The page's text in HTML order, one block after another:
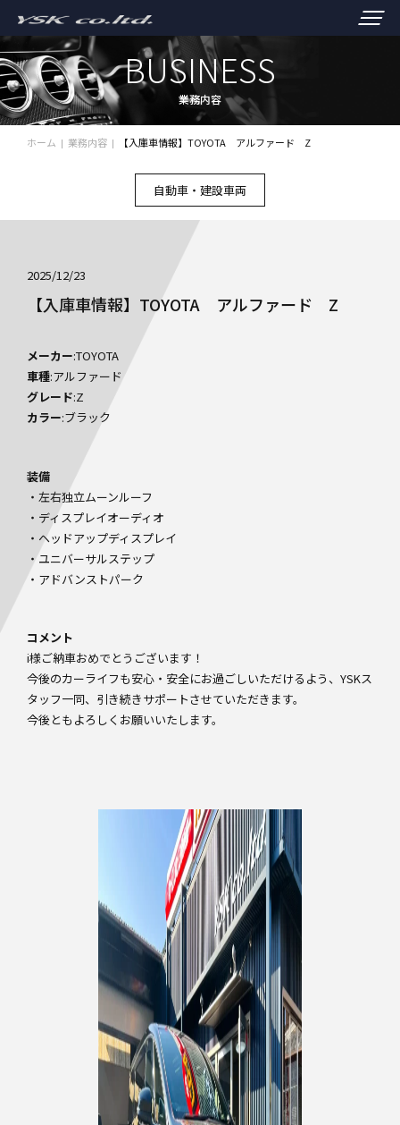
BUSINESS
業務内容
ホーム 業務内容 【入庫車情報】TOYOTA アルファード Z
自動車・建設車両
2025/12/23
【入庫車情報】TOYOTA アルファード Z
メーカー:TOYOTA
車種:アルファード
グレード:Z
カラー:ブラック
装備
・左右独立ムーンルーフ
・ディスプレイオーディオ
・ヘッドアップディスプレイ
・ユニバーサルステップ
・アドバンストパーク
コメント
i様ご納車おめでとうございます！
今後のカーライフも安心・安全にお過ごしいただけるよう、YSKス
タッフ一同、引き続きサポートさせていただきます。
今後ともよろしくお願いいたします。